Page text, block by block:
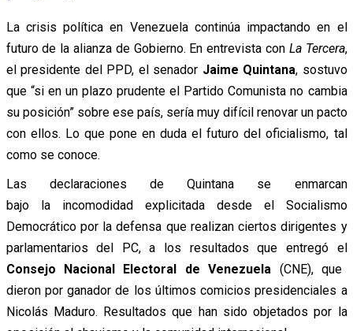
La crisis política en Venezuela continúa impactando en el
futuro de la alianza de Gobierno. En entrevista con La Tercera,
el presidente del PPD, el senador Jaime Quintana, sostuvo
que “si en un plazo prudente el Partido Comunista no cambia
su posición” sobre ese país, sería muy difícil renovar un pacto
con ellos. Lo que pone en duda el futuro del oficialismo, tal
como se conoce.
Las declaraciones de Quintana se enmarcan
bajo la incomodidad explicitada desde el Socialismo
Democrático por la defensa que realizan ciertos dirigentes y
parlamentarios del PC, a los resultados que entregó el
Consejo Nacional Electoral de Venezuela (CNE), que
dieron por ganador de los últimos comicios presidenciales a
Nicolás Maduro. Resultados que han sido objetados por la